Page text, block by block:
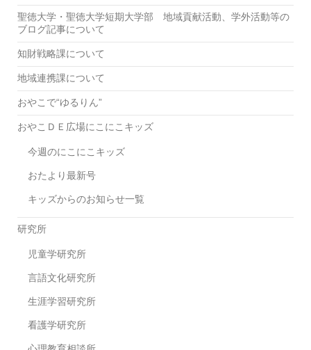
聖徳大学・聖徳大学短期大学部 地域貢献活動、学外活動等の
ブログ記事について
知財戦略課について
地域連携課について
おやこで“ゆるりん”
おやこＤＥ広場にこにこキッズ
今週のにこにこキッズ
おたより最新号
キッズからのお知らせ一覧
研究所
児童学研究所
言語文化研究所
生涯学習研究所
看護学研究所